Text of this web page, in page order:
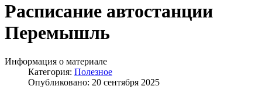
Расписание автостанции
Перемышль
Информация о материале
Категория: Полезное
Опубликовано: 20 сентября 2025